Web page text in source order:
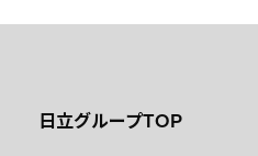
日立グループTOP